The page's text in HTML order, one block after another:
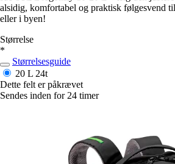
alsidig, komfortabel og praktisk følgesvend
eller i byen!
Størrelse
*
Størrelsesguide
20 L 24t
Dette felt er påkrævet
Sendes inden for 24 timer